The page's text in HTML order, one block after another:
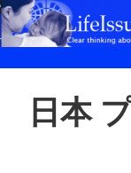
Skip
to
日本